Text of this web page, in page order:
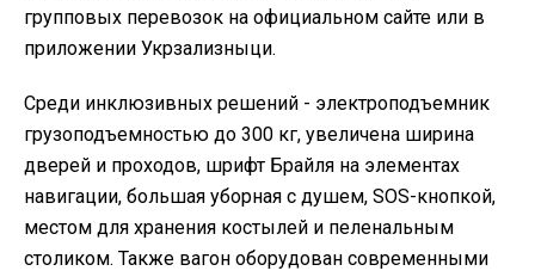
групповых перевозок на официальном сайте или в
приложении Укрзализныци.
Среди инклюзивных решений - электроподъемник
грузоподъемностью до 300 кг, увеличена ширина
дверей и проходов, шрифт Брайля на элементах
навигации, большая уборная с душем, SOS-кнопкой,
местом для хранения костылей и пеленальным
столиком. Также вагон оборудован современными